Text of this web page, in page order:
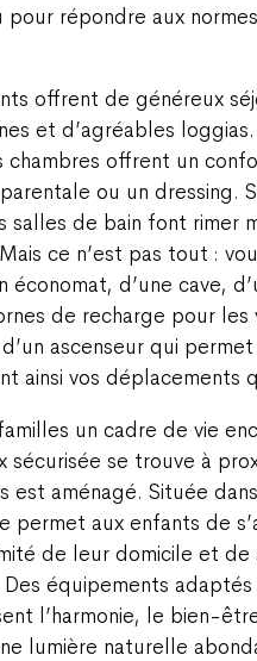
répondre aux
offrent de généreux
et d’agréables
chambres offrent un
ou un dressing.
salles de bain font rimer
ce n’est pas tout :
économat, d’une cave,
de recharge pour
ascenseur qui
ainsi vos déplacements
un cadre de vie
sécurisée se trouve à
est aménagé. Située
permet aux enfants de
de leur domicile et de
équipements
l’harmonie, le bien-
lumière naturelle